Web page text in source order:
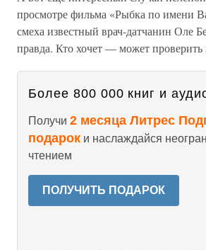
просмотре фильма «Рыбка по имени
смеха известный врач-датчанин Оле
правда. Кто хочет — может проверить
Более 800 000 книг и
Получи 2 месяца Литрес
подарок и наслаждайся
чтением
ПОЛУЧИТЬ ПОДАРОК